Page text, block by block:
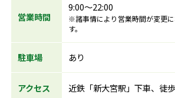
営業時間
9:00～22:00
※諸事情により営業時間が変更
す。
駐車場 あり
アクセス 近鉄「新大宮駅」下車、徒